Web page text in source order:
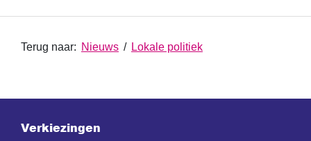
Terug naar: Nieuws / Lokale politiek
Verkiezingen